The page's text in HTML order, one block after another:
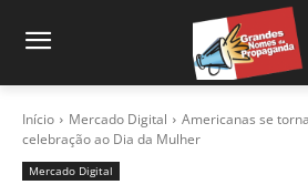
Início Mercado Digital
Americanas se
celebração ao Dia da Mulher
Mercado Digital